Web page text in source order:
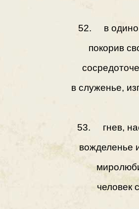
52. в
покорив
в служенье,
53. гнев,
вожделенье
человек